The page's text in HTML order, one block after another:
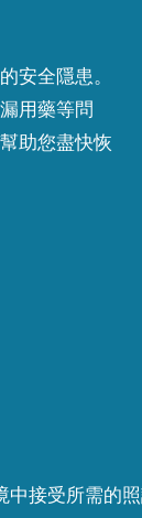
安全隱患。
用藥等問
助您盡快恢
接受所需的照